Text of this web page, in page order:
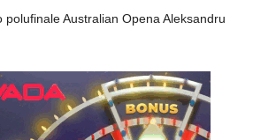
Australian Opena Aleksandru